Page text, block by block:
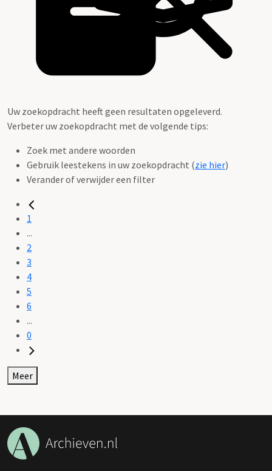
Uw zoekopdracht heeft geen resultaten opgeleverd.
Verbeter uw zoekopdracht met de volgende tips:
Zoek met andere woorden
Gebruik leestekens in uw zoekopdracht (zie hier)
Verander of verwijder een filter
1
...
2
3
4
5
6
...
0
Meer